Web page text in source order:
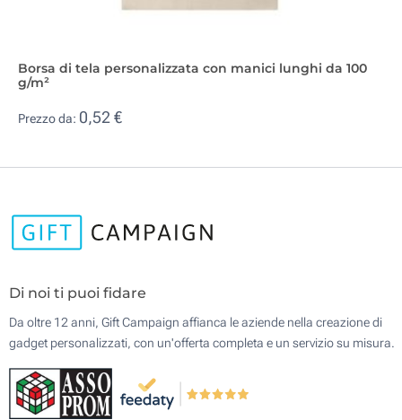
Borsa di tela personalizzata con manici lunghi da 100
g/m²
Prezzo da: 0,52 €
Di noi ti puoi fidare
Da oltre 12 anni, Gift Campaign affianca le aziende nella creazione di
gadget personalizzati, con un'offerta completa e un servizio su misura.